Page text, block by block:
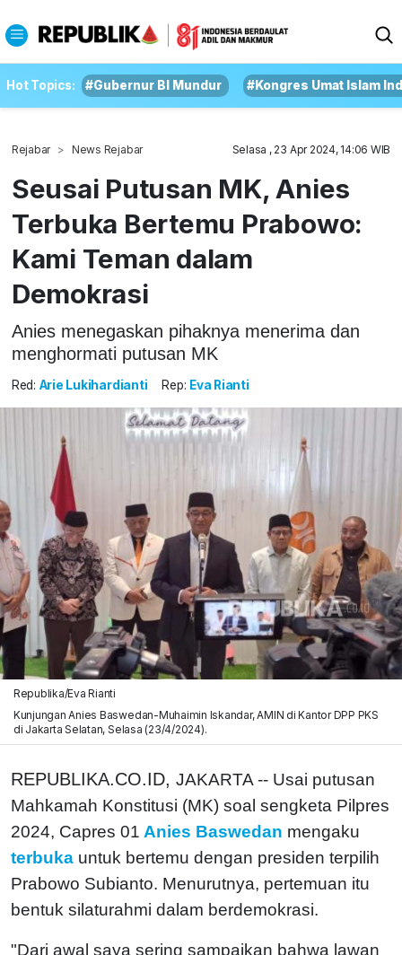
Hot Topics: #Gubernur BI Mundur #Kongres Umat Islam
Rejabar News Rejabar Selasa , 23 Apr 2024, 14:06 WIB
Seusai Putusan MK, Anies
Terbuka Bertemu Prabowo:
Kami Teman dalam
Demokrasi
Anies menegaskan pihaknya menerima dan
menghormati putusan MK
Red: Arie Lukihardianti Rep: Eva Rianti
Republika/Eva Rianti
Kunjungan Anies Baswedan-Muhaimin Iskandar, AMIN di Kantor DPP PKS
di Jakarta Selatan, Selasa (23/4/2024).
REPUBLIKA.CO.ID, JAKARTA -- Usai putusan
Mahkamah Konstitusi (MK) soal sengketa Pilpres
2024, Capres 01 Anies Baswedan mengaku
terbuka untuk bertemu dengan presiden terpilih
Prabowo Subianto. Menurutnya, pertemuan itu
bentuk silaturahmi dalam berdemokrasi.
"Dari awal saya sering sampaikan bahwa lawan